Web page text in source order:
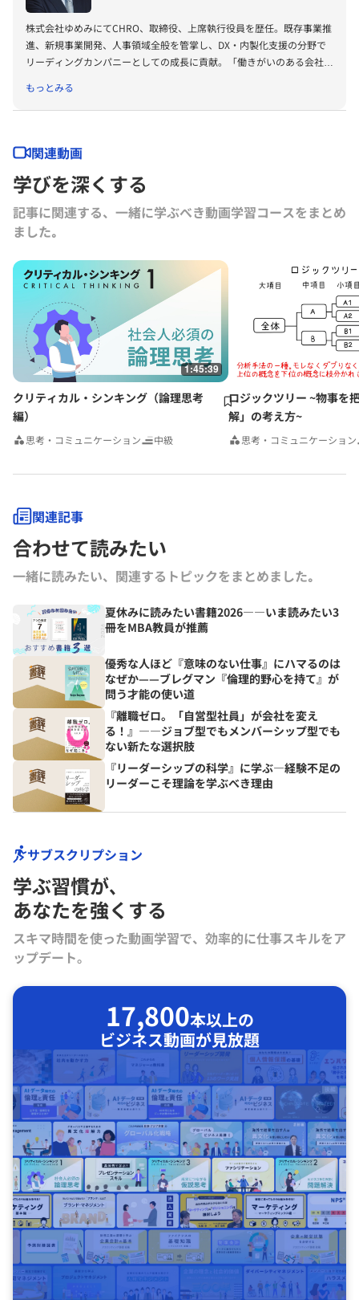
株式会社ゆめみにてCHRO、取締役、上席執行役員を歴任。既存事業推
進、新規事業開発、人事領域全般を管掌し、DX・内製化支援の分野で
リーディングカンパニーとしての成長に貢献。「働きがいのある会社」
人事組織系科目の教鞭を執るほか、教育プログラムの開発も担う。大阪
大学人間科学部卒業、グロービス経営大学院経営研究科経営専攻修了
もっとみる
関連動画
学びを深くする
記事に関連する、一緒に学ぶべき動画学習コースをまとめ
ました｡
1:45:39
クリティカル・シンキング（論理思考
編）
思考・コミュニケーション 中級
ロジックツリー ~物事を
解」の考え方~
思考・コミュニケーション
関連記事
合わせて読みたい
一緒に読みたい、関連するトピックをまとめました｡
夏休みに読みたい書籍2026――いま読みたい3
冊をMBA教員が推薦
優秀な人ほど『意味のない仕事』にハマるのは
なぜか——ブレグマン『倫理的野心を持て』が
問う才能の使い道
『離職ゼロ。「自営型社員」が会社を変え
る！』――ジョブ型でもメンバーシップ型でも
ない新たな選択肢
『リーダーシップの科学』に学ぶ―経験不足の
リーダーこそ理論を学ぶべき理由
サブスクリプション
学ぶ習慣が､
あなたを強くする
スキマ時間を使った動画学習で、効率的に仕事スキルをア
ップデート。
17,800本以上の
ビジネス動画が見放題